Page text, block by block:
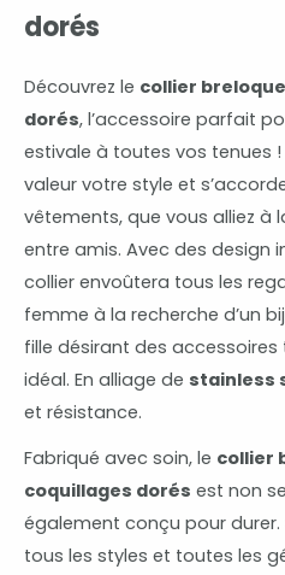
dorés
Découvrez le collier
dorés, l’accessoire parfait
estivale à toutes vos tenues
valeur votre style et
vêtements, que vous alliez à
entre amis. Avec des design
collier envoûtera tous les
femme à la recherche d’un
fille désirant des
idéal. En alliage de stainless
et résistance.
Fabriqué avec soin, le collier
coquillages dorés est non
également conçu pour
tous les styles et toutes les